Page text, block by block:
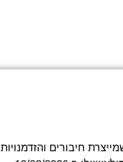
חיבורים והזדמנויות